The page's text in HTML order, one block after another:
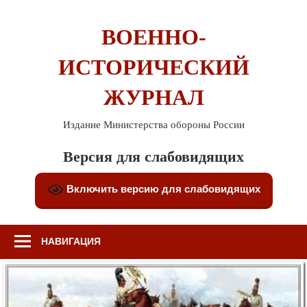
ВОЕННО-
ИСТОРИЧЕСКИЙ
ЖУРНАЛ
Издание Министерства обороны России
Версия для слабовидящих
Включить версию для слабовидящих
НАВИГАЦИЯ